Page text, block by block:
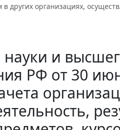
других организациях,
и
РФ от 30